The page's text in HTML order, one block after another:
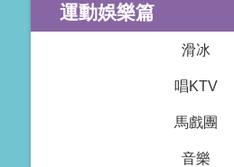
運動娛樂篇
滑冰
唱KTV
馬戲團
音樂